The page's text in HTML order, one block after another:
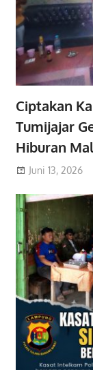
Ciptakan
Tumijajar
Hiburan
Juni 13, 2026